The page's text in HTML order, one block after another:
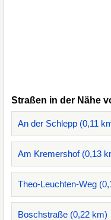
Straßen in der Nähe
An der Schlepp (0,11
Am Kremershof (0,13
Theo-Leuchten-Weg
Boschstraße (0,22 km)